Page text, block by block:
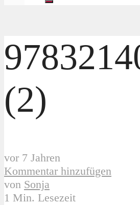
(2)
vor 7 Jahren
Kommentar hinzufügen
von Sonja
1 Min. Lesezeit